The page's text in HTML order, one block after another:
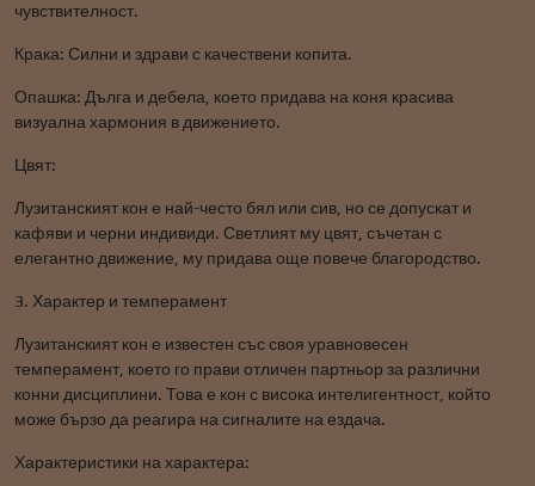
чувствителност.
Крака: Силни и здрави с качествени копита.
Опашка: Дълга и дебела, което придава на коня красива
визуална хармония в движението.
Цвят:
Лузитанският кон е най-често бял или сив, но се допускат и
кафяви и черни индивиди. Светлият му цвят, съчетан с
елегантно движение, му придава още повече благородство.
3. Характер и темперамент
Лузитанският кон е известен със своя уравновесен
темперамент, което го прави отличен партньор за различни
конни дисциплини. Това е кон с висока интелигентност, който
може бързо да реагира на сигналите на ездача.
Характеристики на характера: